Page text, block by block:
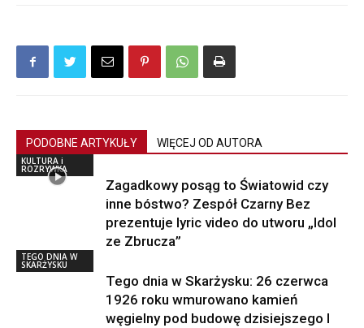
PODOBNE ARTYKUŁY WIĘCEJ OD AUTORA
KULTURA i
ROZRYWKA
Zagadkowy posąg to Światowid czy
inne bóstwo? Zespół Czarny Bez
prezentuje lyric video do utworu „Idol
ze Zbrucza”
TEGO DNIA W
SKARŻYSKU
Tego dnia w Skarżysku: 26 czerwca
1926 roku wmurowano kamień
węgielny pod budowę dzisiejszego I